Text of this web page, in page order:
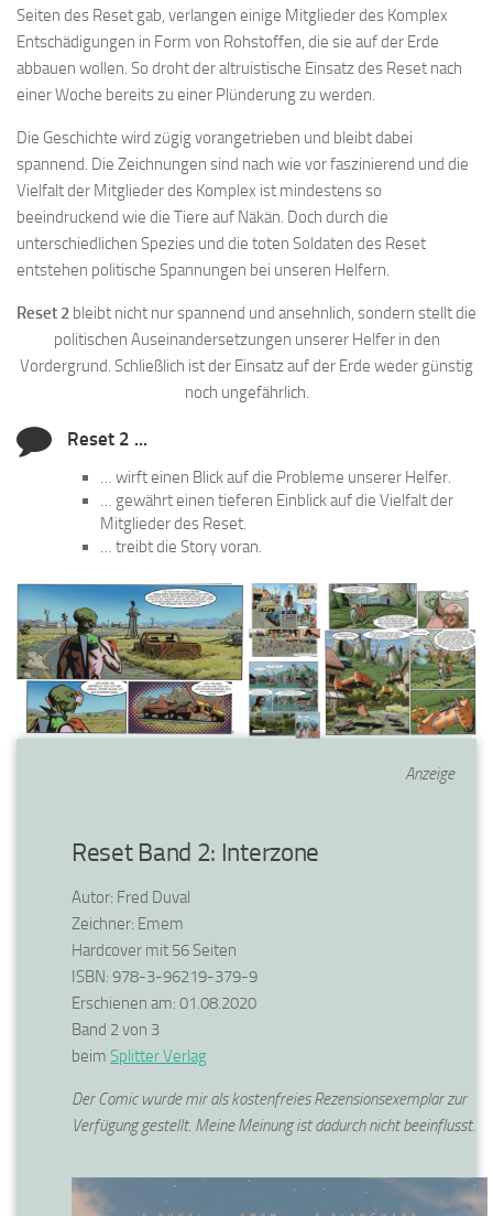
Seiten des Reset gab, verlangen einige Mitglieder des Komplex
Entschädigungen in Form von Rohstoffen, die sie auf der Erde
abbauen wollen. So droht der altruistische Einsatz des Reset nach
einer Woche bereits zu einer Plünderung zu werden.
Die Geschichte wird zügig vorangetrieben und bleibt dabei
spannend. Die Zeichnungen sind nach wie vor faszinierend und die
Vielfalt der Mitglieder des Komplex ist mindestens so
beeindruckend wie die Tiere auf Näkän. Doch durch die
unterschiedlichen Spezies und die toten Soldaten des Reset
entstehen politische Spannungen bei unseren Helfern.
Reset 2 bleibt nicht nur spannend und ansehnlich, sondern stellt die
politischen Auseinandersetzungen unserer Helfer in den
Vordergrund. Schließlich ist der Einsatz auf der Erde weder günstig
noch ungefährlich.
Reset 2 ...
… wirft einen Blick auf die Probleme unserer Helfer.
… gewährt einen tieferen Einblick auf die Vielfalt der
Mitglieder des Reset.
… treibt die Story voran.
Anzeige
Reset Band 2: Interzone
Autor: Fred Duval
Zeichner: Emem
Hardcover mit 56 Seiten
ISBN: 978-3-96219-379-9
Erschienen am: 01.08.2020
Band 2 von 3
beim Splitter Verlag
Der Comic wurde mir als kostenfreies Rezensionsexemplar zur
Verfügung gestellt. Meine Meinung ist dadurch nicht beeinflusst.